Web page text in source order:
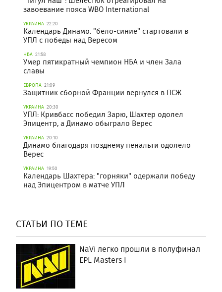
завоевание пояса WBO International
УКРАИНА 22:20
Календарь Динамо: "бело-синие" стартовали в
УПЛ с победы над Вересом
НБА 21:58
Умер пятикратный чемпион НБА и член Зала
славы
ЕВРОПА 21:09
Защитник сборной Франции вернулся в ПСЖ
УКРАИНА 20:30
УПЛ: Кривбасс победил Зарю, Шахтер одолел
Эпицентр, а Динамо обыграло Верес
УКРАИНА 20:10
Динамо благодаря позднему пенальти одолело
Верес
УКРАИНА 19:50
Календарь Шахтера: "горняки" одержали победу
над Эпицентром в матче УПЛ
СТАТЬИ ПО ТЕМЕ
NaVi легко прошли в полуфинал
EPL Masters I